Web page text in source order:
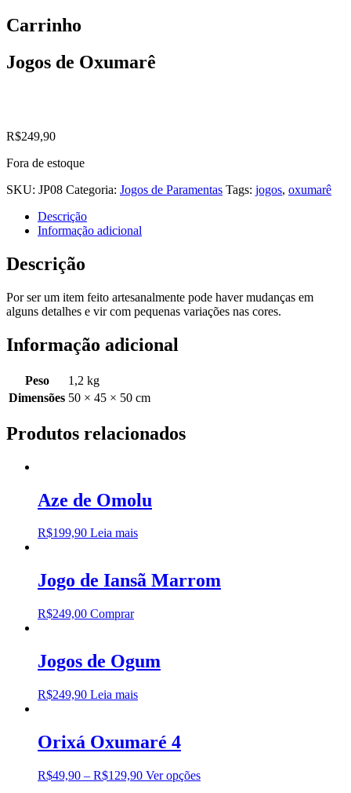
Carrinho
Jogos de Oxumarê
R$249,90
Fora de estoque
SKU: JP08 Categoria: Jogos de Paramentas Tags: jogos, oxumarê
Descrição
Informação adicional
Descrição
Por ser um item feito artesanalmente pode haver mudanças em
alguns detalhes e vir com pequenas variações nas cores.
Informação adicional
Peso
1,2 kg
Dimensões 50 × 45 × 50 cm
Produtos relacionados
Aze de Omolu
R$199,90 Leia mais
Jogo de Iansã Marrom
R$249,00 Comprar
Jogos de Ogum
R$249,90 Leia mais
Orixá Oxumaré 4
R$49,90 – R$129,90 Ver opções